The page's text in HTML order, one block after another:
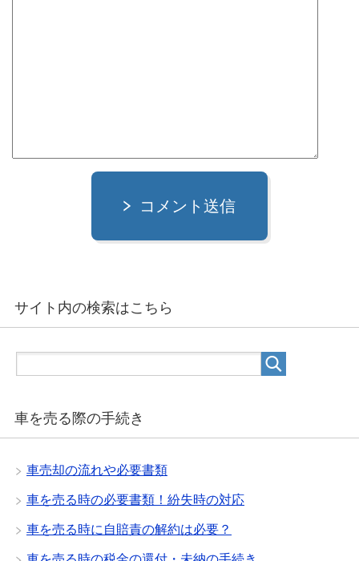
コメント送信
サイト内の検索はこちら
車を売る際の手続き
車売却の流れや必要書類
車を売る時の必要書類！紛失時の対応
車を売る時に自賠責の解約は必要？